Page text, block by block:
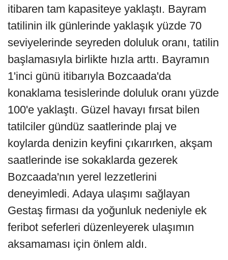
itibaren tam kapasiteye yaklaştı. Bayram
tatilinin ilk günlerinde yaklaşık yüzde 70
seviyelerinde seyreden doluluk oranı, tatilin
başlamasıyla birlikte hızla arttı. Bayramın
1'inci günü itibarıyla Bozcaada'da
konaklama tesislerinde doluluk oranı yüzde
100'e yaklaştı. Güzel havayı fırsat bilen
tatilciler gündüz saatlerinde plaj ve
koylarda denizin keyfini çıkarırken, akşam
saatlerinde ise sokaklarda gezerek
Bozcaada'nın yerel lezzetlerini
deneyimledi. Adaya ulaşımı sağlayan
Gestaş firması da yoğunluk nedeniyle ek
feribot seferleri düzenleyerek ulaşımın
aksamaması için önlem aldı.